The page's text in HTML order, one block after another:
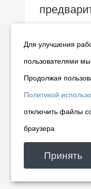
пятница
перерыв
Для улучшения
пользователями
Продолжая
Политикой
отключить файлы
браузера
Принять